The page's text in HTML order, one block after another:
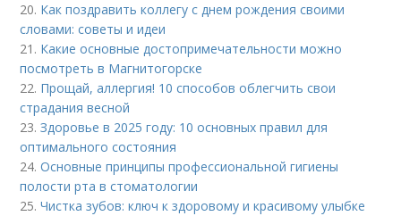
20. Как поздравить коллегу с днем рождения своими
словами: советы и идеи
21. Какие основные достопримечательности можно
посмотреть в Магнитогорске
22. Прощай, аллергия! 10 способов облегчить свои
страдания весной
23.Здоровье в 2025 году: 10 основных правил для
оптимального состояния
24.Основные принципы профессиональной гигиены
полости рта в стоматологии
25.Чистка зубов: ключ к здоровому и красивому улыбке